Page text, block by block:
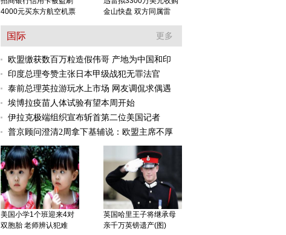
金山快盘 双方同属雷
4000元买东方航空机票
恒大队友调侃刘健:还敢
接受采访
鲁尼:作为队长表现不好
愿承担责任 不在乎批
国际 更多
欧盟缴获数百万粒造假伟哥 产地为中国和印
印度总理夸赞主张日本甲级战犯无罪法官
泰前总理英拉游玩水上市场 网友调侃求偶遇
埃博拉疫苗人体试验有望本周开始
伊拉克极端组织宣布斩首第二位美国记者
普京顾问澄清2周拿下基辅说：欧盟主席不厚
英国哈里王子将继承母
亲千万英镑遗产(图)
美国小学1个班迎来4对
双胞胎 老师辨认犯难